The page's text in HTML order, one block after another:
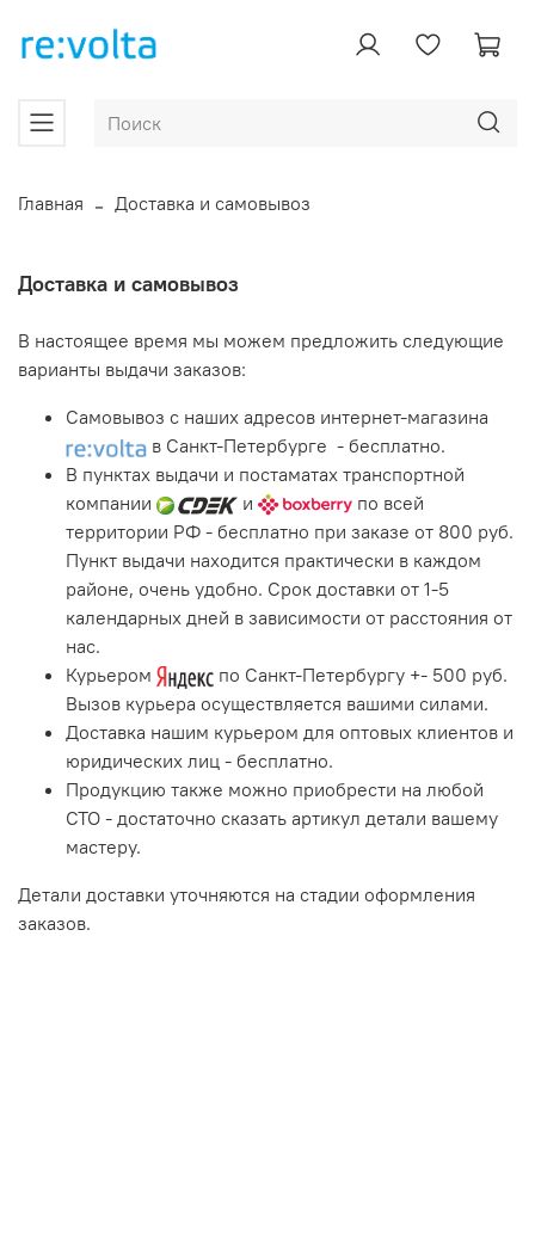
Главная Доставка и самовывоз
Доставка и самовывоз
В настоящее время мы можем предложить следующие
варианты выдачи заказов:
Самовывоз с наших адресов интернет-магазина
в Санкт-Петербурге - бесплатно.
В пунктах выдачи и постаматах транспортной
компании
и
по всей
территории РФ - бесплатно при заказе от 800 руб.
Пункт выдачи находится практически в каждом
районе, очень удобно. Срок доставки от 1-5
календарных дней в зависимости от расстояния от
нас.
Курьером
по Санкт-Петербургу +- 500 руб.
Вызов курьера осуществляется вашими силами.
Доставка нашим курьером для оптовых клиентов и
юридических лиц - бесплатно.
Продукцию также можно приобрести на любой
СТО - достаточно сказать артикул детали вашему
мастеру.
Детали доставки уточняются на стадии оформления
заказов.